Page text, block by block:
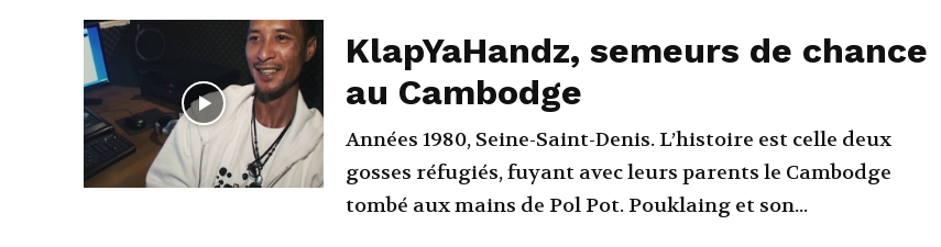
KlapYaHandz, semeurs de chance
au Cambodge
Années 1980, Seine-Saint-Denis. L’histoire est celle deux
gosses réfugiés, fuyant avec leurs parents le Cambodge
tombé aux mains de Pol Pot. Pouklaing et son...